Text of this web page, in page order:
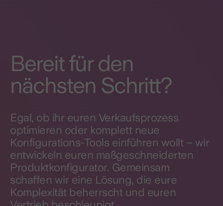
Bereit für den
nächsten Schritt?
Egal, ob ihr euren Verkaufsprozess
optimieren oder komplett neue
Konfigurations-Tools einführen wollt – wir
entwickeln euren maßgeschneiderten
Produktkonfigurator. Gemeinsam
schaffen wir eine Lösung, die eure
Komplexität beherrscht und euren